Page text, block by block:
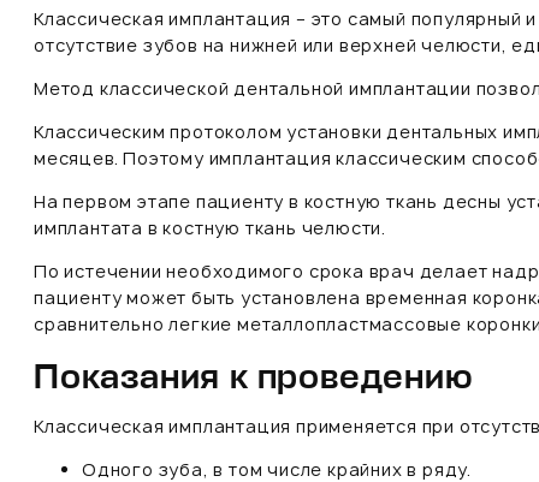
Классическая имплантация – это самый
отсутствие зубов на нижней или верхней челюсти,
Метод классической дентальной имплантации
Классическим протоколом установки дентальных
месяцев. Поэтому имплантация классическим
На первом этапе пациенту в костную ткань десны
имплантата в костную ткань челюсти.
По истечении необходимого срока врач делает
пациенту может быть установлена временная
сравнительно легкие металлопластмассовые
Показания к проведению
Классическая имплантация применяется при
Одного зуба, в том числе крайних в ряду.